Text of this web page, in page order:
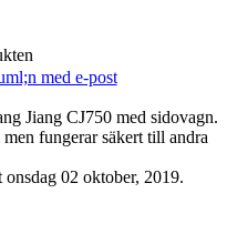
Jiang CJ750 med sidovagn.
fungerar säkert till andra
02 oktober, 2019.